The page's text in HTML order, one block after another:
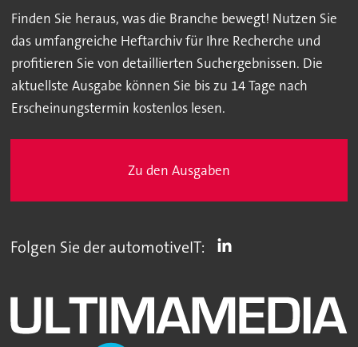
Finden Sie heraus, was die Branche bewegt! Nutzen Sie
das umfangreiche Heftarchiv für Ihre Recherche und
profitieren Sie von detaillierten Suchergebnissen. Die
aktuellste Ausgabe können Sie bis zu 14 Tage nach
Erscheinungstermin kostenlos lesen.
Zu den Ausgaben
Folgen Sie der automotiveIT: